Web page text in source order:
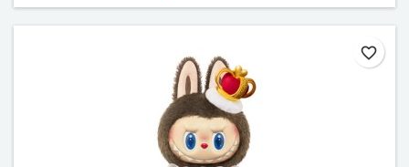
favorite_border